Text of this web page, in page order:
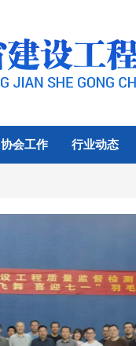
协会工作 行业动态